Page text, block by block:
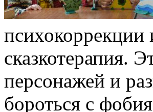
психокоррекции
сказкотерапия.
персонажей и
бороться с